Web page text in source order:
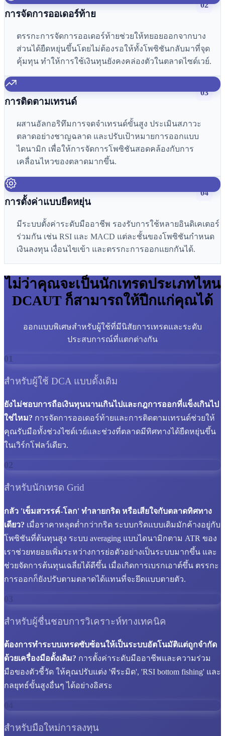
02
การจัดการออเดอร์ท้าย
ตรรกะการจัดการออเดอร์ท้ายช่วยให้ทยอยออกจากบาง
ส่วนได้ยืดหยุ่นขึ้นโดยไม่ต้องรอให้ทั้งโพซิชันกลับมาที่จุด
คุ้มทุน ทำให้การใช้เงินทุนยังคงคล่องตัวในตลาดไซด์เวย์.
03
การติดตามเทรนด์
ผสานอัลกอริทึมการจดจำเทรนด์ขั้นสูง ประเมินสภาวะ
ตลาดอย่างชาญฉลาด และปรับเป้าหมายการออกแบบ
ไดนามิก เพื่อให้การจัดการโพซิชันสอดคล้องกับการ
เคลื่อนไหวของตลาดมากขึ้น.
04
การตั้งค่าแบบยืดหยุ่น
มีระบบตั้งค่าระดับมืออาชีพ รองรับการใช้หลายอินดิเคเตอร์
ร่วมกัน เช่น RSI และ MACD แต่ละชั้นของโพซิชันกำหนด
เงินลงทุน เงื่อนไขเข้า และตรรกะการออกแยกกันได้.
ไม่ว่าคุณจะเป็นนักเทรดประเภทไหน
DCAUT ก็สามารถให้ปีกแก่คุณได้
ออกแบบพิเศษสำหรับผู้ใช้ที่มีนิสัยการเทรดและระดับ
ประสบการณ์ที่แตกต่างกัน
01
สำหรับผู้ใช้ DCA แบบดั้งเดิม
ยังไม่ชอบการถือเงินทุนนานเกินไปและกฎการออกที่แข็งเกินไป
ใช่ไหม? การจัดการออเดอร์ท้ายและการติดตามเทรนด์ช่วยให้
คุณรับมือทั้งช่วงไซด์เวย์และช่วงที่ตลาดมีทิศทางได้ยืดหยุ่นขึ้น
ในเวิร์กโฟลว์เดียว.
02
สำหรับนักเทรด Grid
กลัว 'เข็มสวรรค์-โลก' ทำลายกริด หรือเสียใจกับตลาดทิศทาง
เดียว? เมื่อราคาหลุดต่ำกว่ากริด ระบบกริดแบบเดิมมักค้างอยู่กับ
โพซิชันที่ต้นทุนสูง ระบบ averaging แบบไดนามิกตาม ATR ของ
เราช่วยทยอยเพิ่มระหว่างการย่อตัวอย่างเป็นระบบมากขึ้น และ
ช่วยจัดการต้นทุนเฉลี่ยได้ดีขึ้น เมื่อเกิดการเบรกเอาต์ขึ้น ตรรกะ
การออกก็ยังปรับตามตลาดได้แทนที่จะยึดแบบตายตัว.
03
สำหรับผู้ชื่นชอบการวิเคราะห์ทางเทคนิค
ต้องการทำระบบเทรดซับซ้อนให้เป็นระบบอัตโนมัติแต่ถูกจำกัด
ด้วยเครื่องมือดั้งเดิม? การตั้งค่าระดับมืออาชีพและความร่วม
มือของตัวชี้วัด ให้คุณปรับแต่ง 'พีระมิด', 'RSI bottom fishing' และ
กลยุทธ์ขั้นสูงอื่นๆ ได้อย่างอิสระ
สำหรับมือใหม่การลงทุน